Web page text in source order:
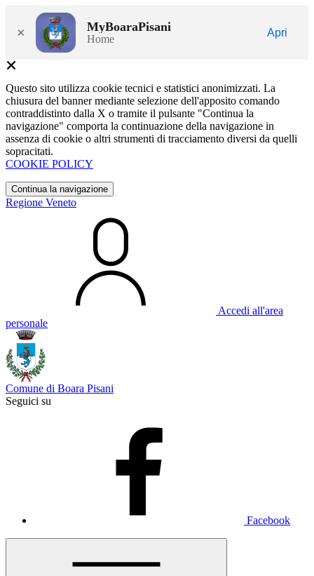
× MyBoaraPisani
Home
Apri
Questo sito utilizza cookie tecnici e statistici anonimizzati. La
chiusura del banner mediante selezione dell'apposito comando
contraddistinto dalla X o tramite il pulsante "Continua la
navigazione" comporta la continuazione della navigazione in
assenza di cookie o altri strumenti di tracciamento diversi da quelli
sopracitati.
COOKIE POLICY
Continua la navigazione
Regione Veneto
Accedi all'area
personale
Comune di Boara Pisani
Seguici su
Facebook